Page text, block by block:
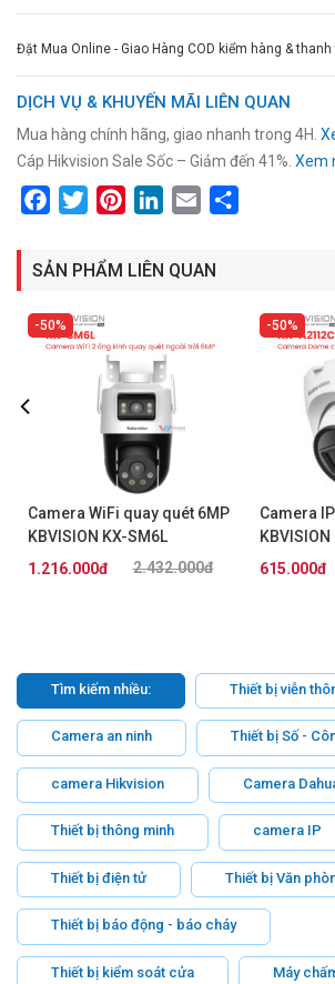
Đặt Mua Online - Giao Hàng COD kiểm hàng &
DỊCH VỤ & KHUYẾN MÃI LIÊN QUAN
Mua hàng chính hãng, giao nhanh trong 4H.
Cáp Hikvision Sale Sốc – Giảm đến 41%. Xem
FacebookTwitterPinterestLinkedIn
Email
SẢN PHẨM LIÊN QUAN
50%
Camera WiFi quay quét 6MP
KBVISION KX-SM6L
2.432.000đ
1.216.000đ
50%
Camera
615.000đ
Tìm kiếm nhiều: Thiết bị viễn
Camera an ninh Thiết bị Số -
camera Hikvision Camera
Thiết bị thông minh camera IP
Thiết bị điện tử Thiết bị Văn
Thiết bị báo động - báo cháy
Thiết bị kiểm soát cửa Máy